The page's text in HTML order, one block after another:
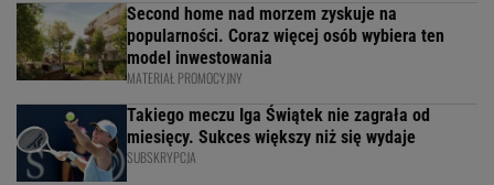
Second home nad morzem zyskuje na
popularności. Coraz więcej osób wybiera ten
model inwestowania
MATERIAŁ PROMOCYJNY
Takiego meczu Iga Świątek nie zagrała od
miesięcy. Sukces większy niż się wydaje
SUBSKRYPCJA